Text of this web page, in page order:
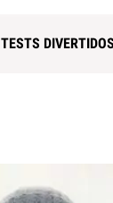
TESTS DIVERTIDOS